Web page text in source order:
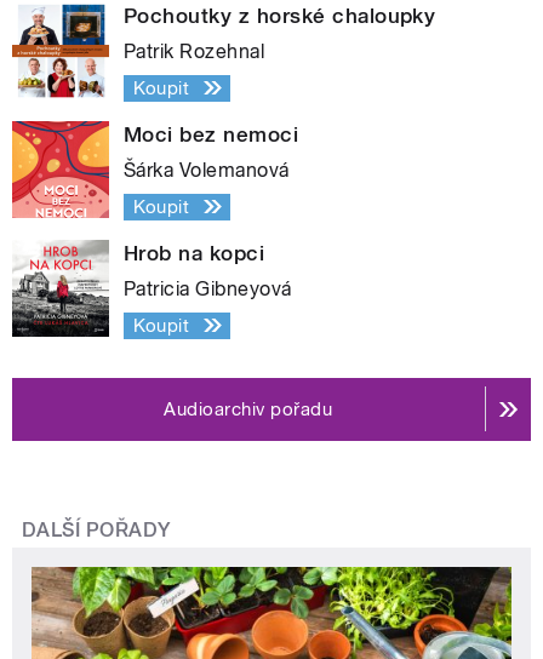
Pochoutky z horské chaloupky
Patrik Rozehnal
Koupit
Moci bez nemoci
Šárka Volemanová
Koupit
Hrob na kopci
Patricia Gibneyová
Koupit
Audioarchiv pořadu
DALŠÍ POŘADY